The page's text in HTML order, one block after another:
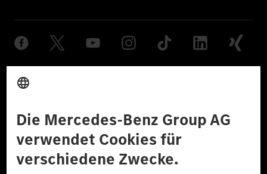
© 2026 Mercedes-Benz Group AG. Alle Rechte vorbehalten.